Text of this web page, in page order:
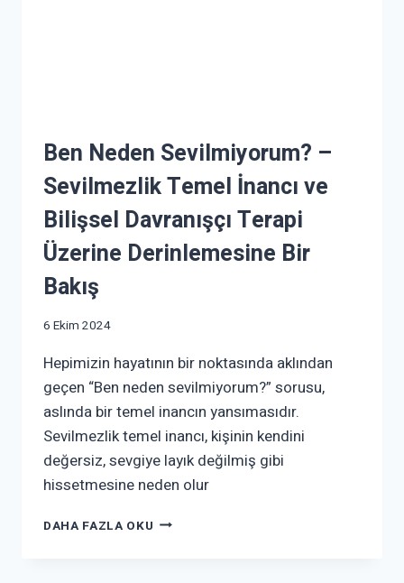
Ben Neden Sevilmiyorum? –
Sevilmezlik Temel İnancı ve
Bilişsel Davranışçı Terapi
Üzerine Derinlemesine Bir
Bakış
6 Ekim 2024
Hepimizin hayatının bir noktasında aklından
geçen “Ben neden sevilmiyorum?” sorusu,
aslında bir temel inancın yansımasıdır.
Sevilmezlik temel inancı, kişinin kendini
değersiz, sevgiye layık değilmiş gibi
hissetmesine neden olur
DAHA FAZLA OKU